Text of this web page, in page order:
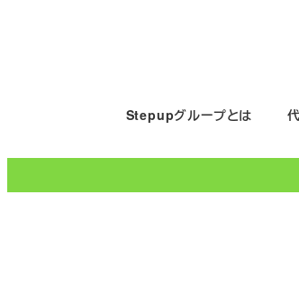
ツ
Stepupグループとは